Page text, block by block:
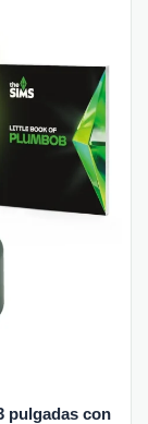
pulgadas con